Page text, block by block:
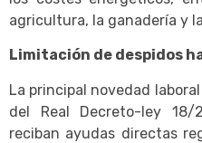
agricultura, la ganadería y
Limitación de despidos
La principal novedad
del Real Decreto-ley 18/
reciban ayudas directas